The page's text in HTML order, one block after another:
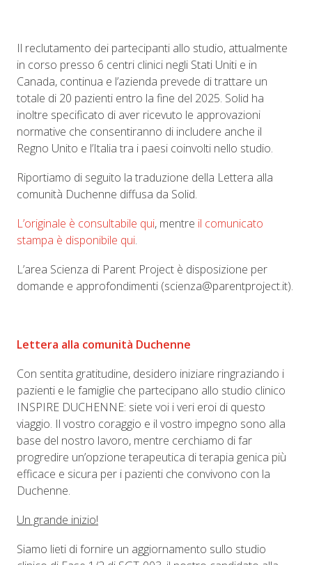
Il reclutamento dei partecipanti allo studio, attualmente
in corso presso 6 centri clinici negli Stati Uniti e in
Canada, continua e l’azienda prevede di trattare un
totale di 20 pazienti entro la fine del 2025. Solid ha
inoltre specificato di aver ricevuto le approvazioni
normative che consentiranno di includere anche il
Regno Unito e l’Italia tra i paesi coinvolti nello studio.
Riportiamo di seguito la traduzione della Lettera alla
comunità Duchenne diffusa da Solid.
L’originale è consultabile qui, mentre il comunicato
stampa è disponibile qui.
L’area Scienza di Parent Project è disposizione per
domande e approfondimenti (scienza@parentproject.it).
Lettera alla comunità Duchenne
Con sentita gratitudine, desidero iniziare ringraziando i
pazienti e le famiglie che partecipano allo studio clinico
INSPIRE DUCHENNE: siete voi i veri eroi di questo
viaggio. Il vostro coraggio e il vostro impegno sono alla
base del nostro lavoro, mentre cerchiamo di far
progredire un’opzione terapeutica di terapia genica più
efficace e sicura per i pazienti che convivono con la
Duchenne.
Un grande inizio!
Siamo lieti di fornire un aggiornamento sullo studio